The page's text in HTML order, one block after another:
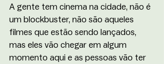
A gente tem cinema na cidade, não é
um blockbuster, não são aqueles
filmes que estão sendo lançados,
mas eles vão chegar em algum
momento aqui e as pessoas vão ter